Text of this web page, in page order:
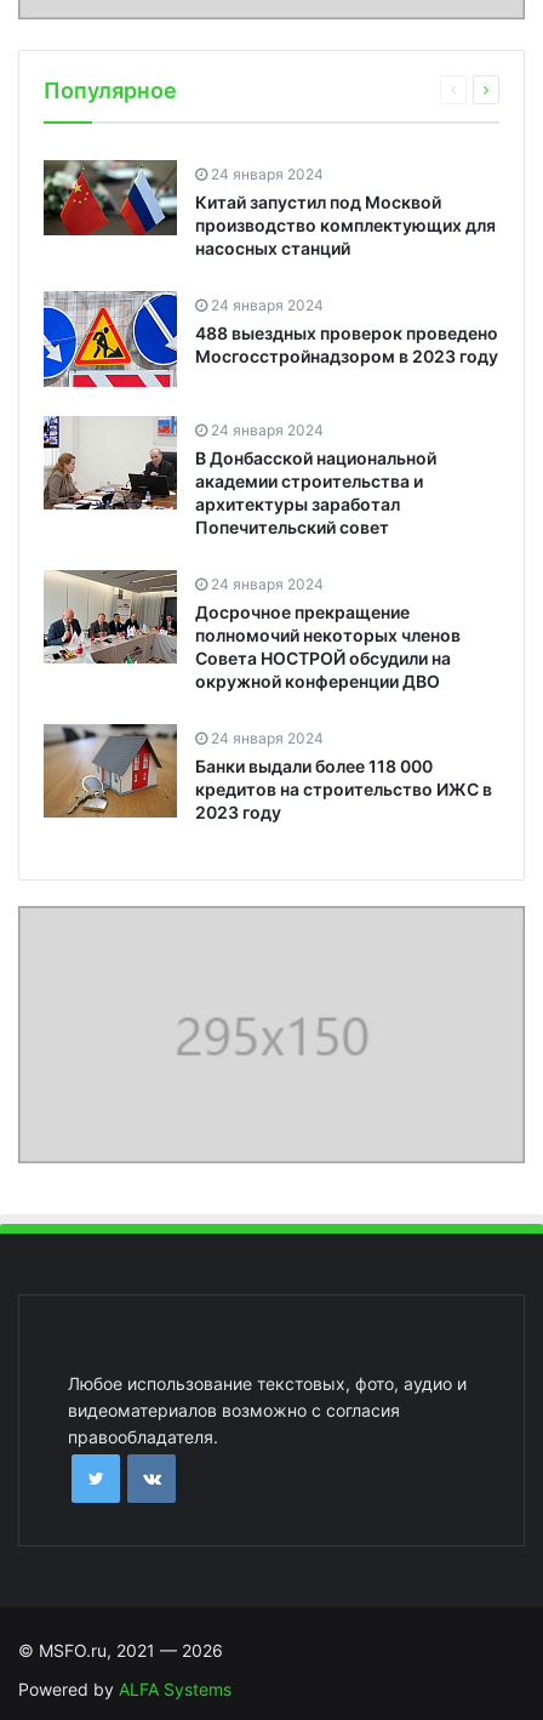
Популярное
24 января 2024
Китай запустил под Москвой
производство комплектующих для
насосных станций
24 января 2024
488 выездных проверок проведено
Мосгосстройнадзором в 2023 году
24 января 2024
В Донбасской национальной
академии строительства и
архитектуры заработал
Попечительский совет
24 января 2024
Досрочное прекращение
полномочий некоторых членов
Совета НОСТРОЙ обсудили на
окружной конференции ДВО
24 января 2024
Банки выдали более 118 000
кредитов на строительство ИЖС в
2023 году
Любое использование текстовых, фото, аудио и
видеоматериалов возможно с согласия
правообладателя.
© MSFO.ru, 2021 — 2026
Powered by ALFA Systems